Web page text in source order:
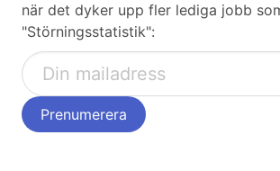
när det dyker upp fler lediga jobb
"Störningsstatistik":